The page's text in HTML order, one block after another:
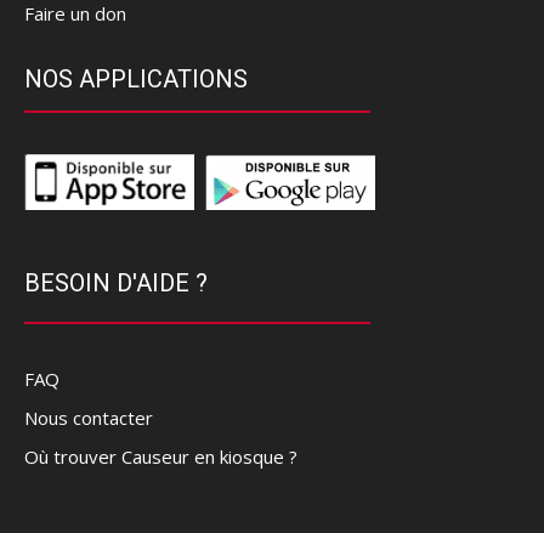
Faire un don
NOS APPLICATIONS
BESOIN D'AIDE ?
FAQ
Nous contacter
Où trouver Causeur en kiosque ?